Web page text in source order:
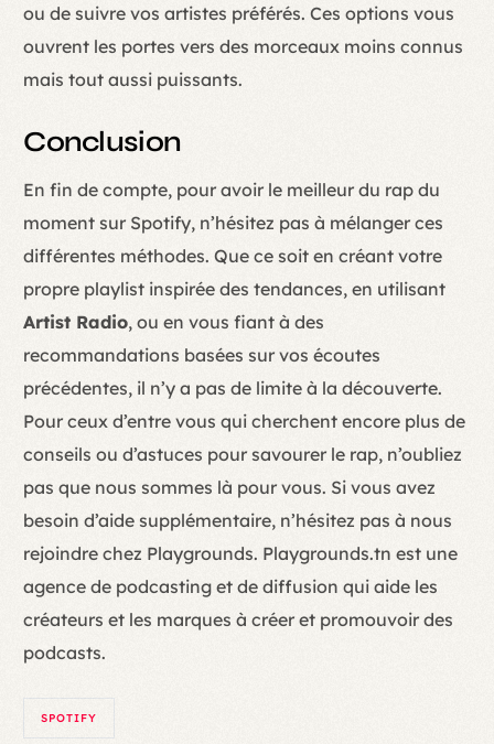
ou de suivre vos artistes préférés. Ces options vous
ouvrent les portes vers des morceaux moins connus
mais tout aussi puissants.
Conclusion
En fin de compte, pour avoir le meilleur du rap du
moment sur Spotify, n’hésitez pas à mélanger ces
différentes méthodes. Que ce soit en créant votre
propre playlist inspirée des tendances, en utilisant
Artist Radio, ou en vous fiant à des
recommandations basées sur vos écoutes
précédentes, il n’y a pas de limite à la découverte.
Pour ceux d’entre vous qui cherchent encore plus de
conseils ou d’astuces pour savourer le rap, n’oubliez
pas que nous sommes là pour vous. Si vous avez
besoin d’aide supplémentaire, n’hésitez pas à nous
rejoindre chez Playgrounds. Playgrounds.tn est une
agence de podcasting et de diffusion qui aide les
créateurs et les marques à créer et promouvoir des
podcasts.
SPOTIFY